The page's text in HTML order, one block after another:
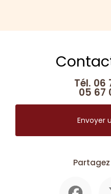
Tél. 06
05 67
Envoyer